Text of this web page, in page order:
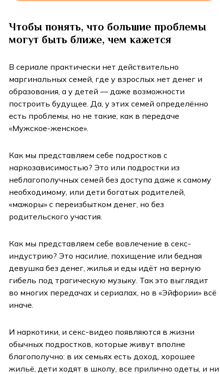
Чтобы понять, что большие проблемы
могут быть ближе, чем кажется
В сериале практически нет действительно
маргинальных семей, где у взрослых нет денег и
образования, а у детей — даже возможности
построить будущее. Да, у этих семей определённо
есть проблемы, но не такие, как в передаче
«Мужское-женское».
Как мы представляем себе подростков с
наркозависимостью? Это или подростки из
неблагополучных семей без доступа даже к самому
необходимому, или дети богатых родителей,
«мажоры» с переизбытком денег, но без
родительского участия.
Как мы представляем себе вовлечение в секс-
индустрию? Это насилие, похищение или бедная
девушка без денег, жилья и еды идёт на верную
гибель под трагическую музыку. Так это выглядит
во многих передачах и сериалах, но в «Эйфории» всё
иначе.
И наркотики, и секс-видео появляются в жизни
обычных подростков, которые живут вполне
благополучно: в их семьях есть доход, хорошее
жильё, дети ходят в школу, все прилично одеты, и ни